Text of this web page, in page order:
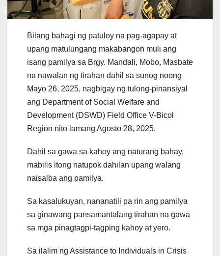
Bilang bahagi ng patuloy na pag-agapay at
upang matulungang makabangon muli ang
isang pamilya sa Brgy. Mandali, Mobo, Masbate
na nawalan ng tirahan dahil sa sunog noong
Mayo 26, 2025, nagbigay ng tulong-pinansiyal
ang Department of Social Welfare and
Development (DSWD) Field Office V-Bicol
Region nito lamang Agosto 28, 2025.
Dahil sa gawa sa kahoy ang naturang bahay,
mabilis itong natupok dahilan upang walang
naisalba ang pamilya.
Sa kasalukuyan, nananatili pa rin ang pamilya
sa ginawang pansamantalang tirahan na gawa
sa mga pinagtagpi-tagping kahoy at yero.
Sa ilalim ng Assistance to Individuals in Crisis